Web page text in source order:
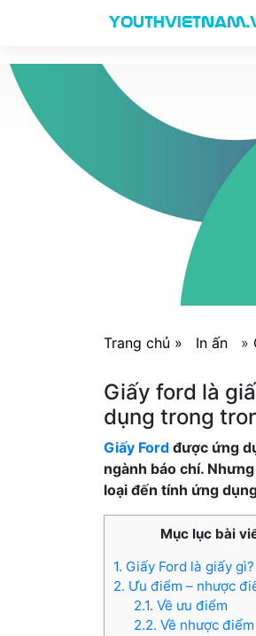
Trang chủ » In ấn »
Giấy ford là
dụng trong
Giấy Ford được ứng
ngành báo chí.
loại đến tính ứng
Mục lục bài
1. Giấy Ford là giấy gì?
2. Ưu điểm – nhược
2.1. Về ưu điểm
2.2. Về nhược điểm